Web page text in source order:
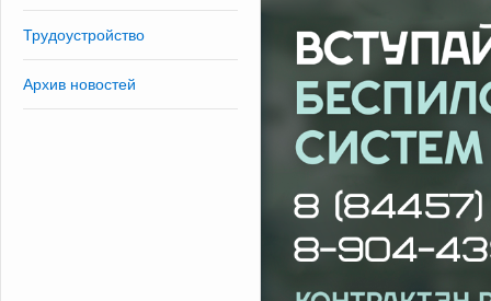
Трудоустройство
Архив новостей